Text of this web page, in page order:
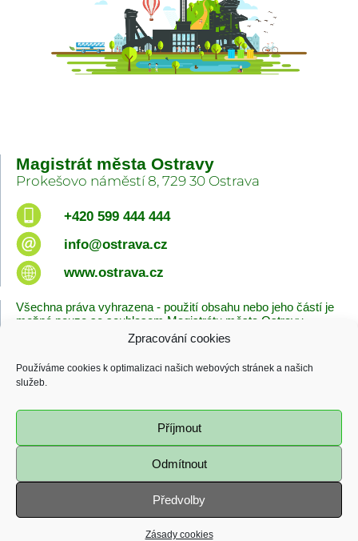
Zpracování cookies
Používáme cookies k optimalizaci našich webových stránek a našich
služeb.
Příjmout
Odmítnout
Předvolby
Zásady cookies
Magistrát města Ostravy
Prokešovo náměstí 8, 729 30 Ostrava
+420 599 444 444
info@ostrava.cz
www.ostrava.cz
Všechna práva vyhrazena - použití obsahu nebo jeho částí je
možné pouze se souhlasem Magistrátu města Ostravy.
Zásady cookies
Poslední změna